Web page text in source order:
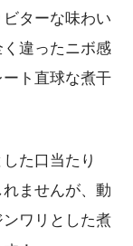
ターな味わい
違ったニボ感
ト直球な煮干
た口当たり
ませんが、動
ワリとした煮